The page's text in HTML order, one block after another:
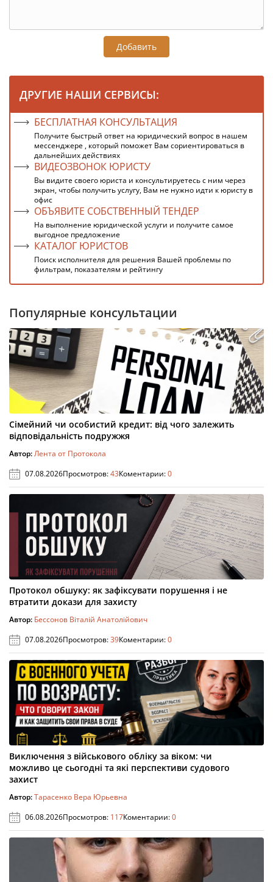
Добавить
ДРУГИЕ НАШИ СЕРВИСЫ:
БЕСПЛАТНАЯ КОНСУЛЬТАЦИЯ
Получите быстрый ответ на юридический вопрос в нашем
мессенджере , который поможет Вам сориентироваться в
дальнейших действиях
ВИДЕОЗВОНОК ЮРИСТУ
Вы видите своего юриста и консультируетесь с ним через
экран, чтобы получить услугу, Вам не нужно идти к юристу в
офис
ОБЪЯВИТЕ СОБСТВЕННЫЙ ТЕНДЕР
На выполнение юридической услуги и получите самое
выгодное предложение
КАТАЛОГ ЮРИСТОВ
Поиск исполнителя для решения Вашей проблемы по
фильтрам, показателям и рейтингу
Популярные консультации
Сімейний чи особистий кредит: від чого залежить
відповідальність подружжя
Автор:Лента от Протокола
07.08.2026Просмотров:43Коментарии:0
Протокол обшуку: як зафіксувати порушення і не
втратити докази для захисту
Автор: Бессонов Віталій Анатолійович
07.08.2026Просмотров:39Коментарии:0
Виключення з військового обліку за віком: чи
можливо це сьогодні та які перспективи судового
захист
Автор:Тарасенко Вера Юрьевна
06.08.2026Просмотров: 117Коментарии:0